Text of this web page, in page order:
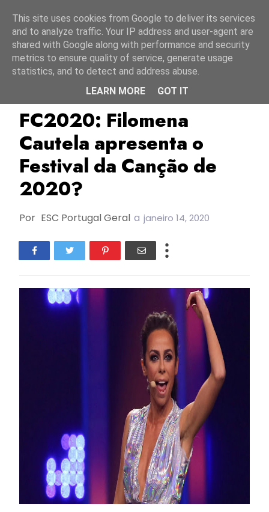
FC2017 FC2018
FC2020: Filomena
Cautela apresenta o
Festival da Canção de
2020?
Por ESC Portugal Geral a janeiro 14, 2020
This site uses cookies from Google to deliver its services
and to analyze traffic. Your IP address and user-agent are
shared with Google along with performance and security
metrics to ensure quality of service, generate usage
statistics, and to detect and address abuse.
LEARN MORE
GOT IT